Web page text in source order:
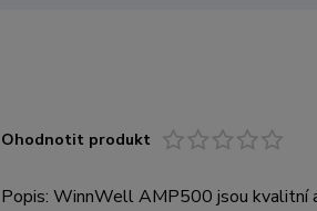
Ohodnotit produkt
Popis: WinnWell AMP500 jsou kvalitní